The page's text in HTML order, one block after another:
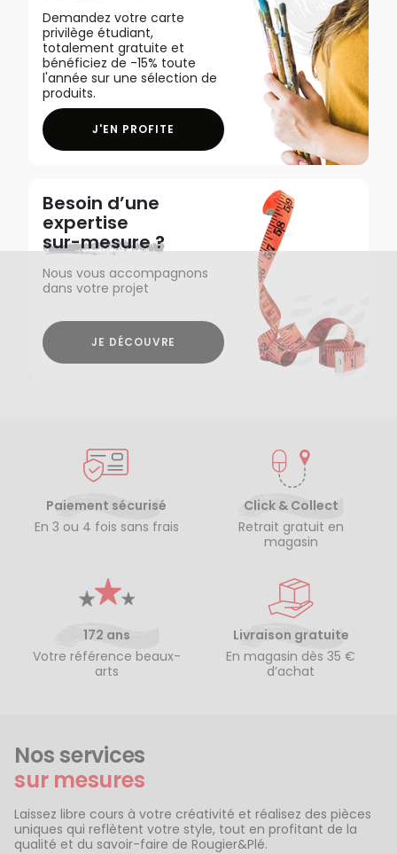
Demandez votre carte
privilège étudiant,
totalement gratuite et
bénéficiez de -15% toute
l'année sur une sélection de
produits.
J'EN PROFITE
Besoin d’une
expertise
sur-mesure ?
Nous vous accompagnons
dans votre projet
JE DÉCOUVRE
Paiement sécurisé
En 3 ou 4 fois sans frais
Click & Collect
Retrait gratuit en
magasin
172 ans
Votre référence beaux-
arts
Livraison gratuite
En magasin dès 35 €
d’achat
Nos services
sur mesures
Laissez libre cours à votre créativité et réalisez des pièces
uniques qui reflètent votre style, tout en profitant de la
qualité et du savoir-faire de Rougier&Plé.